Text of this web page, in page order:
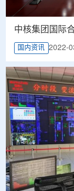
中核集团国际
国内资讯 2022-